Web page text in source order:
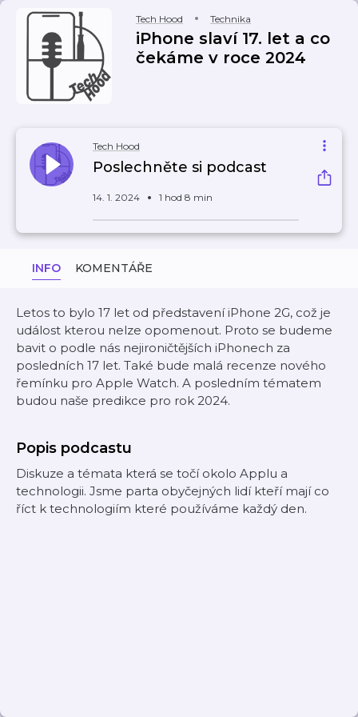
Tech Hood Technika
iPhone slaví 17. let a co
čekáme v roce 2024
Tech Hood
Poslechněte si podcast
14. 1. 2024 1 hod 8 min
INFO KOMENTÁŘE
Letos to bylo 17 let od představení iPhone 2G, což je
událost kterou nelze opomenout. Proto se budeme
bavit o podle nás nejironičtějších iPhonech za
posledních 17 let. Také bude malá recenze nového
řemínku pro Apple Watch. A posledním tématem
budou naše predikce pro rok 2024.
Popis podcastu
Diskuze a témata která se točí okolo Applu a
technologii. Jsme parta obyčejných lidí kteří mají co
říct k technologiím které používáme každý den.